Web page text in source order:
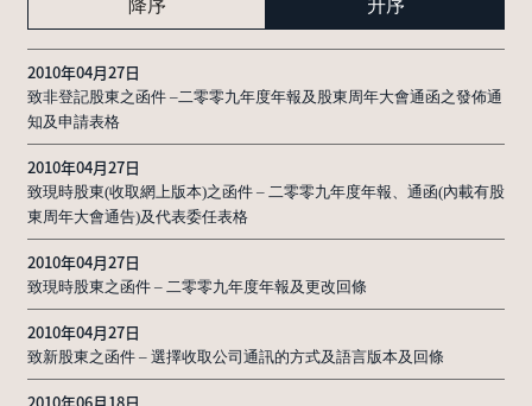
降序 升序
2010年04月27日
致非登記股東之函件 –二零零九年度年報及股東周年大會通函之發佈通
知及申請表格
2010年04月27日
致現時股東(收取網上版本)之函件 – 二零零九年度年報、通函(內載有股
東周年大會通告)及代表委任表格
2010年04月27日
致現時股東之函件 – 二零零九年度年報及更改回條
2010年04月27日
致新股東之函件 – 選擇收取公司通訊的方式及語言版本及回條